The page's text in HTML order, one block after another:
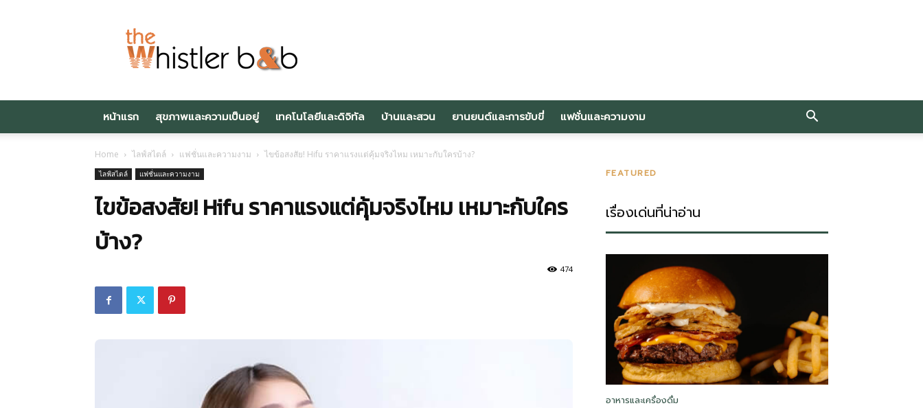
หน้าแรก สุขภาพและความเป็นอยู่ เทคโนโลยีและดิจิทัล บ้านและสวน ยานยนต์และการขับขี่ แฟชั่นและความงาม
Home ไลฟ์สไตล์ แฟชั่นและความงาม ไขข้อสงสัย! Hifu ราคาแรงแต่คุ้มจริงไหม เหมาะกับใครบ้าง?
ไลฟ์สไตล์ แฟชั่นและความงาม
ไขข้อสงสัย! Hifu ราคาแรงแต่คุ้มจริงไหม เหมาะกับใคร
บ้าง?
474
FEATURED
เรื่องเด่นที่น่าอ่าน
อาหารและเครื่องดื่ม